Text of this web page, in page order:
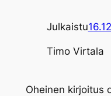
Julkaistu
Timo Virtala
Oheinen kirjoitus